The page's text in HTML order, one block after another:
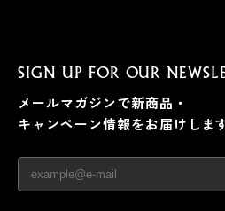
SIGN UP FOR OUR
メールマガジンで新商品・
キャンペーン情報をお届けします